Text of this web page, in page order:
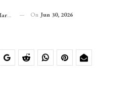
On Jun 30, 2026